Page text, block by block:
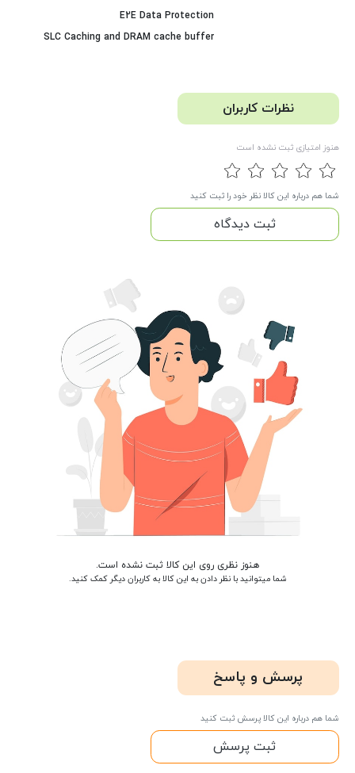
E2E Data Protection
SLC Caching and DRAM cache buffer
نظرات کاربران
هنوز امتیازی ثبت نشده است
شما هم درباره این کالا نظر خود را ثبت کنید
ثبت دیدگاه
هنوز نظری روی این کالا ثبت نشده است.
شما میتوانید با نظر دادن به این کالا به کاربران دیگر کمک کنید.
پرسش و پاسخ
شما هم درباره این کالا پرسش ثبت کنید
ثبت پرسش